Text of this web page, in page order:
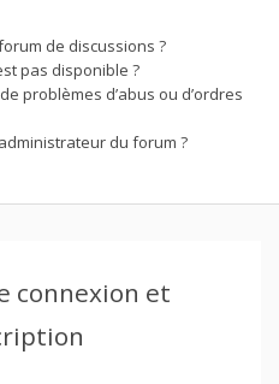
de discussions ?
pas disponible ?
problèmes d’abus ou d’ordres
du forum ?
connexion et